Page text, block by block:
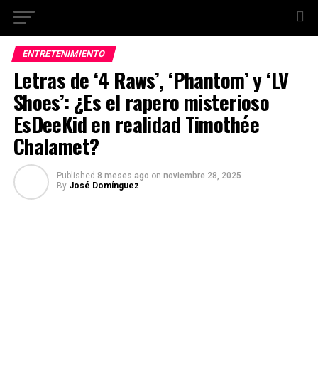
ENTRETENIMIENTO
Letras de ‘4 Raws’, ‘Phantom’ y ‘LV
Shoes’: ¿Es el rapero misterioso
EsDeeKid en realidad Timothée
Chalamet?
Published 8 meses ago on noviembre 28, 2025
By José Domínguez